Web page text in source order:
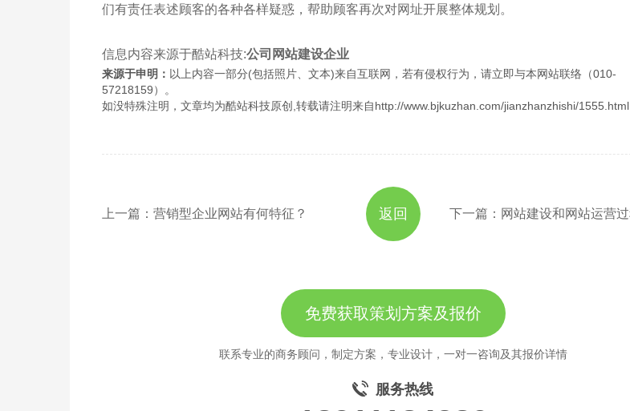
们有责任表述顾客的各种各样疑惑，帮助顾客再次对网址开展整体规划。
信息内容来源于酷站科技:公司网站建设企业
来源于申明： 以上内容一部分(包括照片、文本)来自互联网，若有侵权行为，请立即与本网站联络（010-
57218159）。
如没特殊注明，文章均为酷站科技原创,转载请注明来自http://www.bjkuzhan.com/jianzhanzhishi/1555.html
上一篇：营销型企业网站有何特征？ 返回
免费获取策划方案及报价
联系专业的商务顾问，制定方案，专业设计，一对一咨询及其报价详情
服务热线